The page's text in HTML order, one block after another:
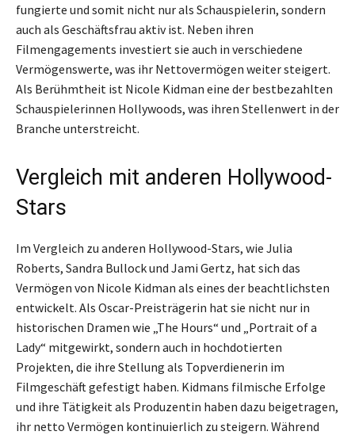
fungierte und somit nicht nur als Schauspielerin, sondern
auch als Geschäftsfrau aktiv ist. Neben ihren
Filmengagements investiert sie auch in verschiedene
Vermögenswerte, was ihr Nettovermögen weiter steigert.
Als Berühmtheit ist Nicole Kidman eine der bestbezahlten
Schauspielerinnen Hollywoods, was ihren Stellenwert in der
Branche unterstreicht.
Vergleich mit anderen Hollywood-
Stars
Im Vergleich zu anderen Hollywood-Stars, wie Julia
Roberts, Sandra Bullock und Jami Gertz, hat sich das
Vermögen von Nicole Kidman als eines der beachtlichsten
entwickelt. Als Oscar-Preisträgerin hat sie nicht nur in
historischen Dramen wie „The Hours“ und „Portrait of a
Lady“ mitgewirkt, sondern auch in hochdotierten
Projekten, die ihre Stellung als Topverdienerin im
Filmgeschäft gefestigt haben. Kidmans filmische Erfolge
und ihre Tätigkeit als Produzentin haben dazu beigetragen,
ihr netto Vermögen kontinuierlich zu steigern. Während